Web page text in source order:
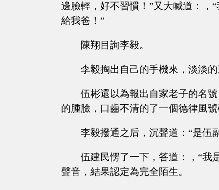
邊臉輕，好不習慣！”又大喊道：，
給我爸！”
陳翔目詢李毅。
李毅掏出自己的手機來，淡淡
伍彬還以為報出自家老子的名
的腫臉，口齒不清的了一個德律風
李毅撥通之后，沉聲道：“是伍
伍建民愣了一下，答道：，“我
聲音，結果認定為完全陌生。